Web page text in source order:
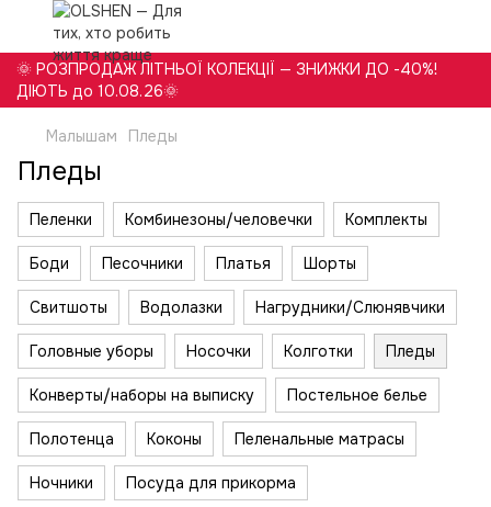
🌞 РОЗПРОДАЖ ЛІТНЬОЇ КОЛЕКЦІЇ — ЗНИЖКИ ДО -40%!
ДІЮТЬ до 10.08.26🌞
Малышам Пледы
Пледы
Пеленки Комбинезоны/человечки Комплекты
Боди Песочники Платья Шорты
Свитшоты Водолазки Нагрудники/Слюнявчики
Головные уборы Носочки Колготки Пледы
Конверты/наборы на выписку Постельное белье
Полотенца Коконы Пеленальные матрасы
Ночники Посуда для прикорма